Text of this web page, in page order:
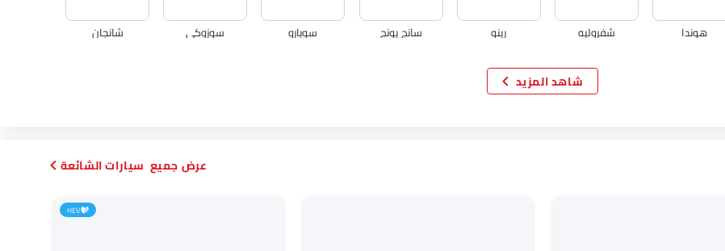
هوندا شفروليه رينو سانج يونج سوبارو سوزوكي شانجان
شاهد المزيد
HEV
سيارات الشائعة